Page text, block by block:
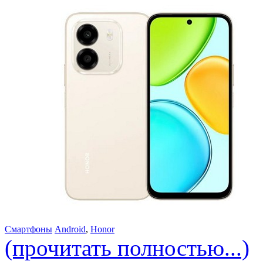
Смартфоны Android, Honor
(прочитать полностью...)